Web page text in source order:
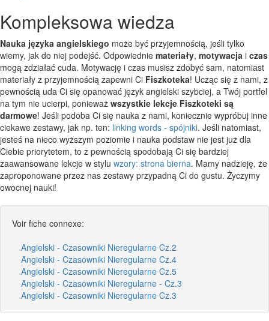
Kompleksowa wiedza
Nauka języka angielskiego może być przyjemnością, jeśli tylko
wiemy, jak do niej podejść. Odpowiednie materiały, motywacja i czas
mogą zdziałać cuda. Motywację i czas musisz zdobyć sam, natomiast
materiały z przyjemnością zapewni Ci Fiszkoteka! Ucząc się z nami, z
pewnością uda Ci się opanować język angielski szybciej, a Twój portfel
na tym nie ucierpi, ponieważ wszystkie lekcje Fiszkoteki są
darmowe! Jeśli podoba Ci się nauka z nami, koniecznie wypróbuj inne
ciekawe zestawy, jak np. ten: linking words - spójniki. Jeśli natomiast,
jesteś na nieco wyższym poziomie i nauka podstaw nie jest już dla
Ciebie priorytetem, to z pewnością spodobają Ci się bardziej
zaawansowane lekcje w stylu wzory: strona bierna. Mamy nadzieję, że
zaproponowane przez nas zestawy przypadną Ci do gustu. Życzymy
owocnej nauki!
Voir fiche connexe:
Angielski - Czasowniki Nieregularne Cz.2
Angielski - Czasowniki Nieregularne Cz.4
Angielski - Czasowniki Nieregularne Cz.5
Angielski - Czasowniki Nieregularne - Cz.3
Angielski - Czasowniki Nieregularne Cz.3